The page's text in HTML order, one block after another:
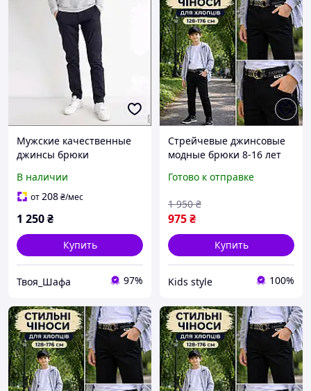
Мужские качественные
джинсы брюки
на флисе на высоких
мужчин на зиму
В наличии
от208₴/мес
1 250₴
Купить
Твоя_Шафа 97%
Стрейчевые джинсовые
модные брюки 8-16 лет
подростков , черные
топ штаны для парней в
школу 140
Готово к отправке
975₴
1 950 ₴
Купить
Kids style 100%